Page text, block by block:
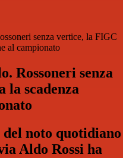
senza vertice, la FIGC
al campionato
Rossoneri senza
scadenza
noto quotidiano
Aldo Rossi ha